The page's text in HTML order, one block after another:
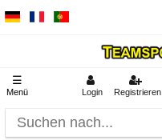
☰
Menü Login Registrieren